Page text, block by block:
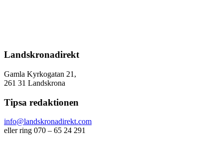
Landskronadirekt
Gamla Kyrkogatan 21,
261 31 Landskrona
Tipsa redaktionen
info@landskronadirekt.com
eller ring 070 – 65 24 291